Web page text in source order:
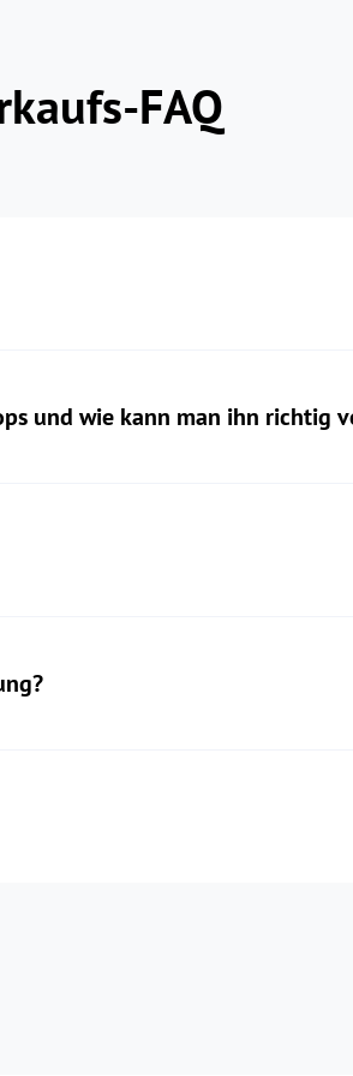
FAQ
und wie kann man ihn richtig